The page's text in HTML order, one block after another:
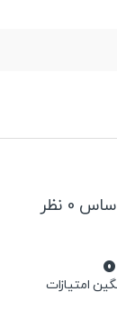
0 نظر
امتیازات